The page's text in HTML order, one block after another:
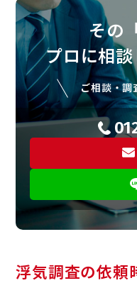
その
プロに相談
ご相談・調
浮気調査の依頼